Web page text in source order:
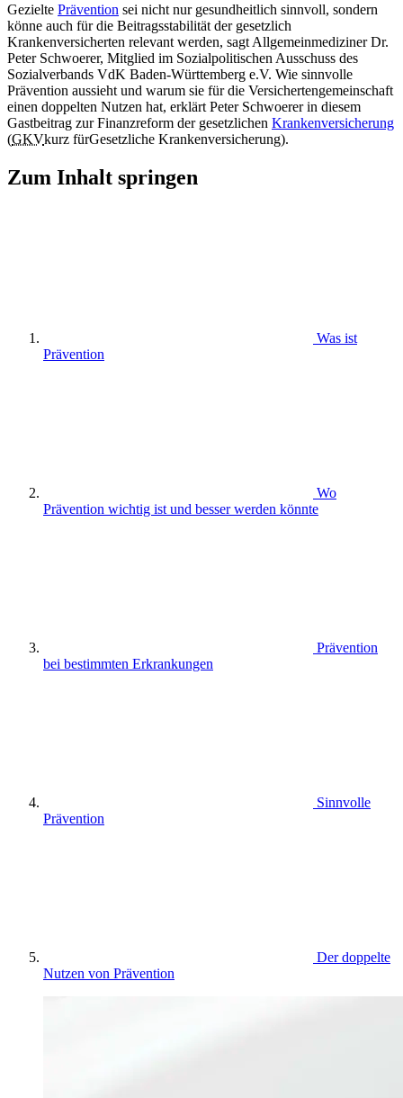
Gezielte Prävention sei nicht nur gesundheitlich sinnvoll, sondern
könne auch für die Beitragsstabilität der gesetzlich
Krankenversicherten relevant werden, sagt Allgemeinmediziner Dr.
Peter Schwoerer, Mitglied im Sozialpolitischen Ausschuss des
Sozialverbands VdK Baden-Württemberg e.V. Wie sinnvolle
Prävention aussieht und warum sie für die Versichertengemeinschaft
einen doppelten Nutzen hat, erklärt Peter Schwoerer in diesem
Gastbeitrag zur Finanzreform der gesetzlichen Krankenversicherung
(GKVkurz fürGesetzliche Krankenversicherung).
Zum Inhalt springen
Was ist
Prävention
Wo
Prävention wichtig ist und besser werden könnte
Prävention
bei bestimmten Erkrankungen
Sinnvolle
Prävention
Der doppelte
Nutzen von Prävention